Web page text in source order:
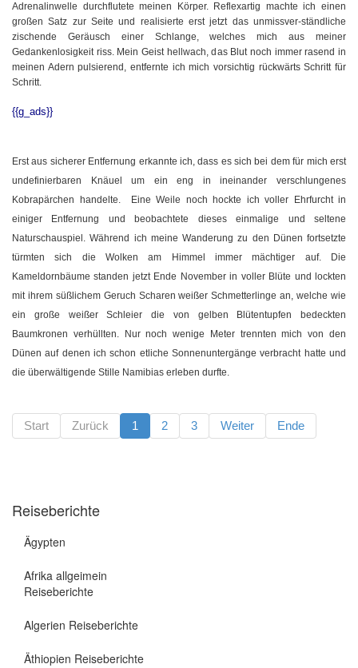
Adrenalinwelle durchflutete meinen Körper. Reflexartig machte ich einen
großen Satz zur Seite und realisierte erst jetzt das unmissver-ständliche
zischende Geräusch einer Schlange, welches mich aus meiner
Gedankenlosigkeit riss. Mein Geist hellwach, das Blut noch immer rasend in
meinen Adern pulsierend, entfernte ich mich vorsichtig rückwärts Schritt für
Schritt.
{{g_ads}}
Erst aus sicherer Entfernung erkannte ich, dass es sich bei dem für mich erst
undefinierbaren Knäuel um ein eng in ineinander verschlungenes
Kobrapärchen handelte. Eine Weile noch hockte ich voller Ehrfurcht in
einiger Entfernung und beobachtete dieses einmalige und seltene
Naturschauspiel. Während ich meine Wanderung zu den Dünen fortsetzte
türmten sich die Wolken am Himmel immer mächtiger auf. Die
Kameldornbäume standen jetzt Ende November in voller Blüte und lockten
mit ihrem süßlichem Geruch Scharen weißer Schmetterlinge an, welche wie
ein große weißer Schleier die von gelben Blütentupfen bedeckten
Baumkronen verhüllten. Nur noch wenige Meter trennten mich von den
Dünen auf denen ich schon etliche Sonnenuntergänge verbracht hatte und
die überwältigende Stille Namibias erleben durfte.
Start Zurück 1 2 3 Weiter Ende
Reiseberichte
Ägypten
Afrika allgeimein
Reiseberichte
Algerien Reiseberichte
Äthiopien Reiseberichte